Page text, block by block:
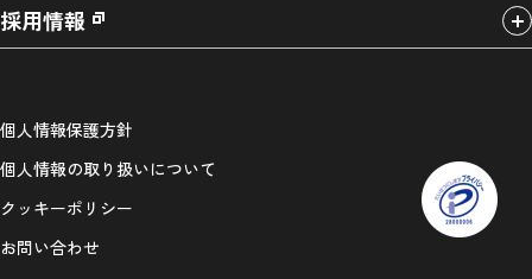
採用情報
個人情報保護方針
個人情報の取り扱いについて
クッキーポリシー
お問い合わせ